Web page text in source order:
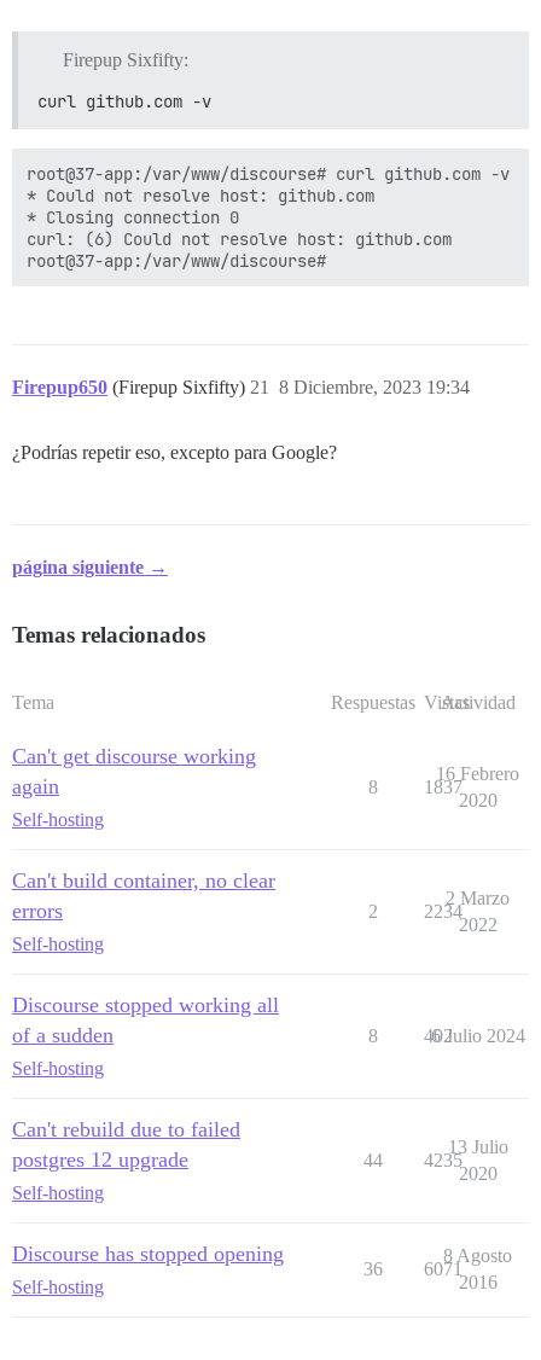
Firepup Sixfifty:
curl github.com -v
root@37-app:/var/www/discourse# curl github.com -v
* Could not resolve host: github.com
* Closing connection 0
curl: (6) Could not resolve host: github.com
Firepup650 (Firepup Sixfifty) 8 Diciembre, 2023 19:34
21
¿Podrías repetir eso, excepto para Google?
página siguiente →
Temas relacionados
Tema Respuestas Vistas
Actividad
Can't get discourse working
again
Self-hosting
8 1837
16 Febrero
2020
Can't build container, no clear
errors
Self-hosting
2 2234
2 Marzo
2022
Discourse stopped working all
of a sudden
Self-hosting
8 402
6 Julio 2024
Can't rebuild due to failed
postgres 12 upgrade
Self-hosting
44 4235
13 Julio
2020
Discourse has stopped opening
Self-hosting
36 6071
8 Agosto
2016